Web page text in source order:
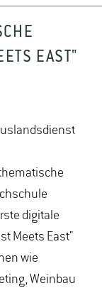
EAST"
digitale
Meets East"
wie
Weinbau